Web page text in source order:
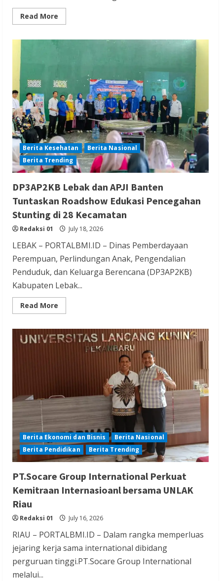
Read More
more
Raya
TNI
di
Malang
Berita Kesehatan
Berita Nasional
Berita Trending
DP3AP2KB Lebak dan APJI Banten
Tuntaskan Roadshow Edukasi Pencegahan
Stunting di 28 Kecamatan
Redaksi 01 July 18, 2026
LEBAK – PORTALBMI.ID – Dinas Pemberdayaan
Perempuan, Perlindungan Anak, Pengendalian
Penduduk, dan Keluarga Berencana (DP3AP2KB)
Kabupaten Lebak...
Read More
more
Lebak
dan
di
28
Kecamatan
Berita Ekonomi dan Bisnis
Berita Nasional
Berita Pendidikan
Berita Trending
PT.Socare Group International Perkuat
Kemitraan Internasioanl bersama UNLAK
Riau
Redaksi 01 July 16, 2026
RIAU – PORTALBMI.ID – Dalam rangka memperluas
jejaring kerja sama international dibidang
perguruan tinggi.PT.Socare Group International
melalui...